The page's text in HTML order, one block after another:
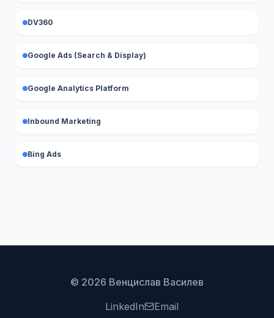
DV360
Google Ads (Search & Display)
Google Analytics Platform
Inbound Marketing
Bing Ads
© 2026 Венцислав Василев
LinkedIn
Email